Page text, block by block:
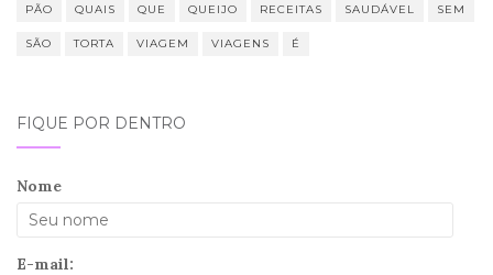
PÃO QUAIS QUE QUEIJO RECEITAS SAUDÁVEL SEM
SÃO TORTA VIAGEM VIAGENS É
FIQUE POR DENTRO
Nome
E-mail: